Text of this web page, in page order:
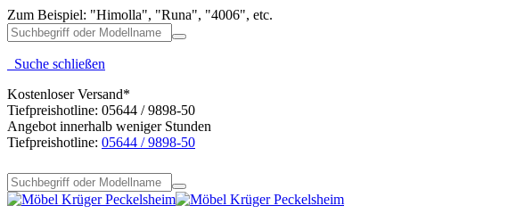
Zum Beispiel: "Himolla", "Runa", "4006", etc.
Suche schließen
Kostenloser Versand*
Tiefpreishotline: 05644 / 9898-50
Angebot innerhalb weniger Stunden
Tiefpreishotline: 05644 / 9898-50